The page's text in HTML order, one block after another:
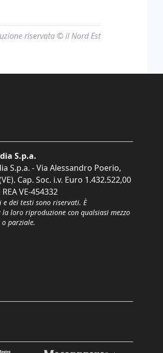
riservata © il Nord Est
S.p.a.
S.p.a. - Via Alessandro Poerio,
Cap. Soc. i.v. Euro 1.432.522,00
VE-454332
dei testi sono riservati. È
la loro riproduzione con qualsiasi mezzo
parziale.